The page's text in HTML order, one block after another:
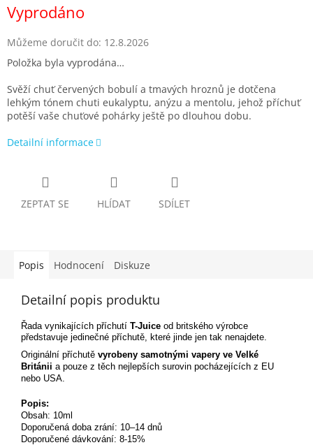
cena:
Vyprodáno
Můžeme doručit do: 12.8.2026
Položka byla vyprodána…
Svěží chuť červených bobulí a tmavých hroznů je dotčena
lehkým tónem chuti eukalyptu, anýzu a mentolu, jehož příchuť
potěší vaše chuťové pohárky ještě po dlouhou dobu.
Detailní informace
ZEPTAT SE HLÍDAT SDÍLET
Popis Hodnocení Diskuze
Detailní popis produktu
Řada vynikajících příchutí T-Juice od britského výrobce
představuje jedinečné příchutě, které jinde jen tak nenajdete.
Originální příchutě vyrobeny samotnými vapery ve Velké
Británii a pouze z těch nejlepších surovin pocházejících z EU
nebo USA.
Popis:
Obsah: 10ml
Doporučená doba zrání: 10–14 dnů
Doporučené dávkování: 8-15%